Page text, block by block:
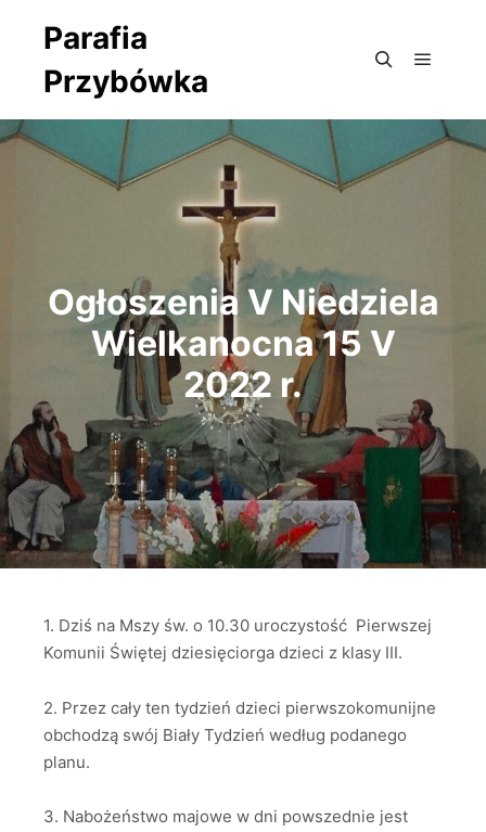
Parafia
Przybówka
Ogłoszenia V Niedziela
Wielkanocna 15 V
2022 r.
1. Dziś na Mszy św. o 10.30 uroczystość Pierwszej
Komunii Świętej dziesięciorga dzieci z klasy III.
2. Przez cały ten tydzień dzieci pierwszokomunijne
obchodzą swój Biały Tydzień według podanego
planu.
3. Nabożeństwo majowe w dni powszednie jest